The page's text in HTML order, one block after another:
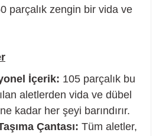
parçalık zengin bir vida ve
İçerik: 105 parçalık bu
aletlerden vida ve dübel
kadar her şeyi barındırır.
Çantası: Tüm aletler,